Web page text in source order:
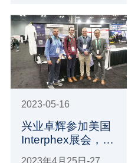
展览中心隆重举办，兴
业卓辉有幸受邀参加，
并精彩亮相本次展会
（展位14-14），展会
期间吸引了来自世界各
地行业内专家与采购商
2023-05-16
兴业卓辉参加美国
Interphex展会，获
行业广泛关注
2023年4月25日-27